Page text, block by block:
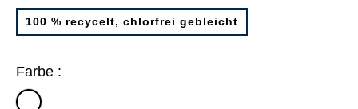
100 % recycelt, chlorfrei gebleicht
Farbe :
weiß